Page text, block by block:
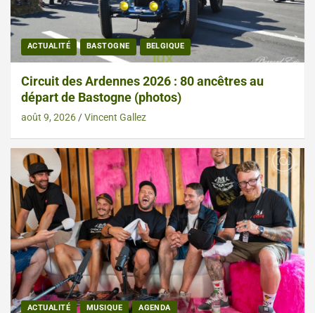
ACTUALITÉ BASTOGNE BELGIQUE
Circuit des Ardennes 2026 : 80 ancêtres au
départ de Bastogne (photos)
août 9, 2026 Vincent Gallez
ACTUALITÉ MUSIQUE AGENDA